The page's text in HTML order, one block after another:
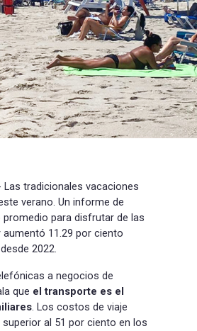
Las tradicionales vacaciones
verano. Un informe de
promedio para disfrutar de las
11.29 por ciento
2022.
a negocios de
que el transporte es el
. Los costos de viaje
al 51 por ciento en los